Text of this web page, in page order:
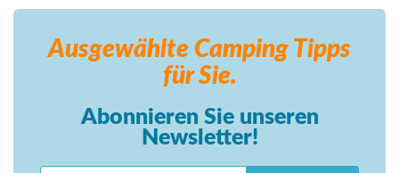
Ausgewählte Camping Tipps
für Sie.
Abonnieren Sie unseren
Newsletter!